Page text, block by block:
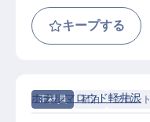
キープする
正社員 宿泊 フロント
ホテルマロウド軽井沢